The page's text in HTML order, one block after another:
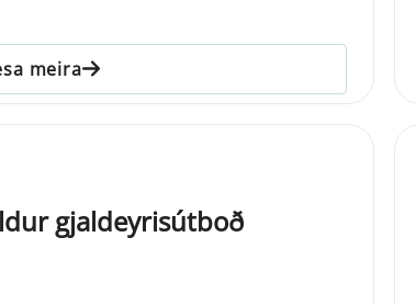
meira
gjaldeyrisútboð